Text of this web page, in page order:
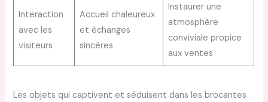
Interaction
avec les
visiteurs
Accueil chaleureux
et échanges
sincères
Instaurer une
atmosphère
conviviale propice
aux ventes
Les objets qui captivent et séduisent dans les brocantes